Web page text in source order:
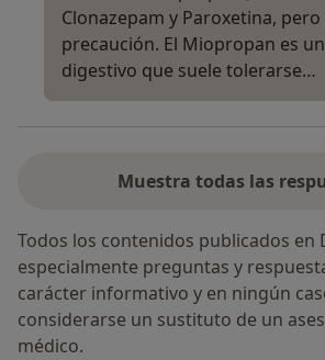
Clonazepam y Paroxetina,
precaución. El Miopropan es
digestivo que suele tolerarse…
Muestra todas las
Todos los contenidos publicados en
especialmente preguntas y
carácter informativo y en ningún
considerarse un sustituto de un
médico.